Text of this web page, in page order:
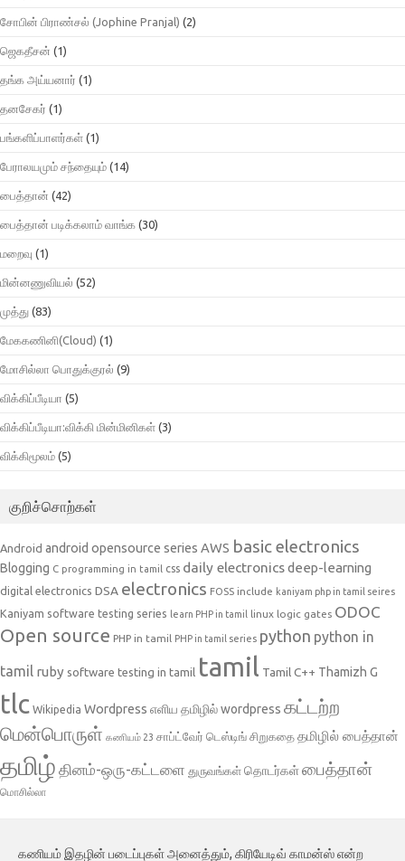
சோபின் பிராண்சல் (Jophine Pranjal) (2)
ஜெகதீசன் (1)
தங்க அய்யனார் (1)
தனசேகர் (1)
பங்களிப்பாளர்கள் (1)
பேராலயமும் சந்தையும் (14)
பைத்தான் (42)
பைத்தான் படிக்கலாம் வாங்க (30)
மறைவு (1)
மின்னணுவியல் (52)
முத்து (83)
மேககணினி(Cloud) (1)
மோசில்லா பொதுக்குரல் (9)
விக்கிப்பீடியா (5)
விக்கிப்பீடியா:விக்கி மின்மினிகள் (3)
விக்கிமூலம் (5)
குறிச்சொற்கள்
Android android opensource series AWS basic electronics
Blogging C programming in tamil css daily electronicsdeep-learning
digital electronics DSA electronics FOSS include kaniyam php in tamil seires
Kaniyam software testing series learn PHP in tamil linux logic gates ODOC
Open source PHP in tamil PHP in tamil series python python in
tamil ruby software testing in tamil tamil Tamil C++ Thamizh G
tlc Wikipedia Wordpress எளிய தமிழில் wordpress கட்டற்ற
மென்பொருள் கணியம் 23 சாப்ட்வேர் டெஸ்டிங் சிறுகதை தமிழில் பைத்தான்
தமிழ் தினம்-ஒரு-கட்டளை துருவங்கள் தொடர்கள்பைத்தான்
மொசில்லா
கணியம் இதழின் படைப்புகள் அனைத்தும், கிரியேடிவ் காமன்ஸ் என்ற